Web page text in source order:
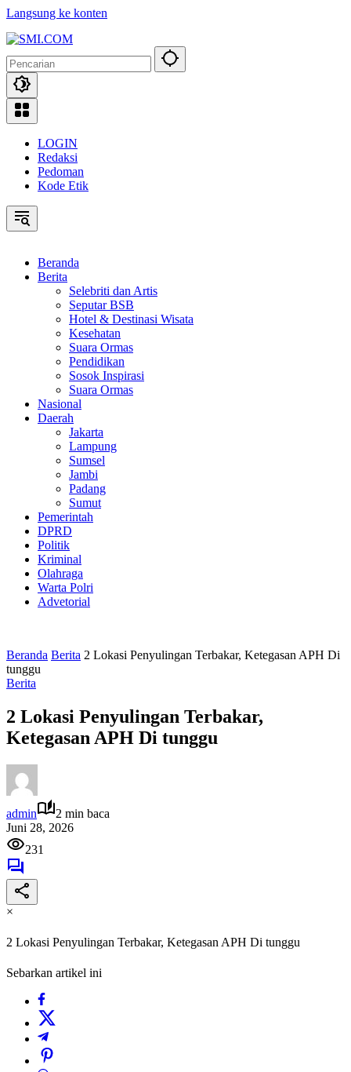
Langsung ke konten
LOGIN
Redaksi
Pedoman
Kode Etik
Beranda
Berita
Selebriti dan Artis
Seputar BSB
Hotel & Destinasi Wisata
Kesehatan
Suara Ormas
Pendidikan
Sosok Inspirasi
Suara Ormas
Nasional
Daerah
Jakarta
Lampung
Sumsel
Jambi
Padang
Sumut
Pemerintah
DPRD
Politik
Kriminal
Olahraga
Warta Polri
Advetorial
Beranda Berita 2 Lokasi Penyulingan Terbakar, Ketegasan APH Di
tunggu
Berita
2 Lokasi Penyulingan Terbakar,
Ketegasan APH Di tunggu
admin
2 min baca
Juni 28, 2026
231
×
2 Lokasi Penyulingan Terbakar, Ketegasan APH Di tunggu
Sebarkan artikel ini